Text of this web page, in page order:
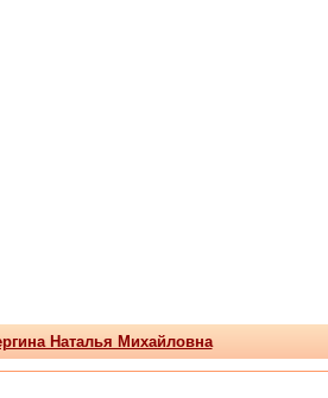
Наталья Михайловна